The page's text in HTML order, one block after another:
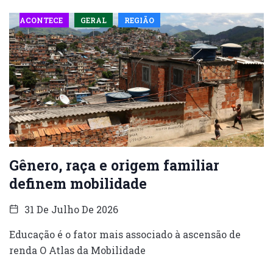
ACONTECE GERAL REGIÃO
Gênero, raça e origem familiar
definem mobilidade
31 De Julho De 2026
Educação é o fator mais associado à ascensão de
renda O Atlas da Mobilidade